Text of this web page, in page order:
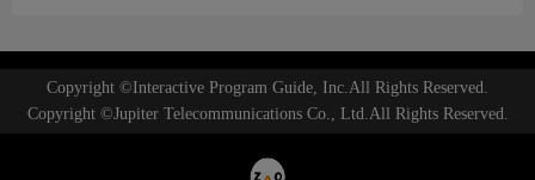
Copyright ©Interactive Program Guide, Inc.All Rights Reserved.
Copyright ©Jupiter Telecommunications Co., Ltd.All Rights Reserved.